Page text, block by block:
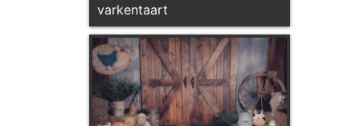
varkentaart